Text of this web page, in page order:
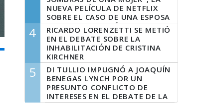
NUEVA PELÍCULA DE NETFLIX
SOBRE EL CASO DE UNA ESPOSA
QUE DESCUARTIZÓ A SU
MARIDO
4
RICARDO LORENZETTI SE METIÓ
EN EL DEBATE SOBRE LA
INHABILITACIÓN DE CRISTINA
KIRCHNER
5
DI TULLIO IMPUGNÓ A JOAQUÍN
BENEGAS LYNCH POR UN
PRESUNTO CONFLICTO DE
INTERESES EN EL DEBATE DE LA
LEY DE TIERRAS